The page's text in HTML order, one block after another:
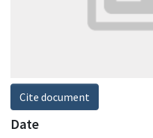
Cite document
Date